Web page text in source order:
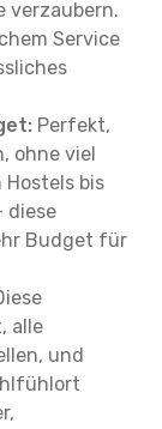
verzaubern.
Service
Perfekt,
ohne viel
Hostels bis
diese
Budget für
alle
und